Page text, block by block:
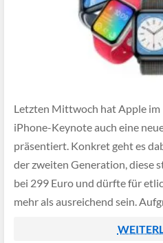
Letzten Mittwoch hat Apple im
iPhone-Keynote auch eine
präsentiert. Konkret geht es
der zweiten Generation, diese
bei 299 Euro und dürfte für
mehr als ausreichend sein.